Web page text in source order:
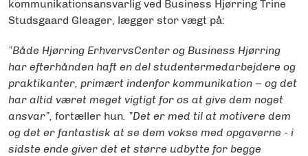
kommunikationsansvarlig ved Business Hjørring Trine
Studsgaard Gleager, lægger stor vægt på:
”Både Hjørring ErhvervsCenter og Business Hjørring
har efterhånden haft en del studentermedarbejdere og
praktikanter, primært indenfor kommunikation – og det
har altid været meget vigtigt for os at give dem noget
ansvar”, fortæller hun. ”Det er med til at motivere dem
og det er fantastisk at se dem vokse med opgaverne - i
sidste ende giver det et større udbytte for begge